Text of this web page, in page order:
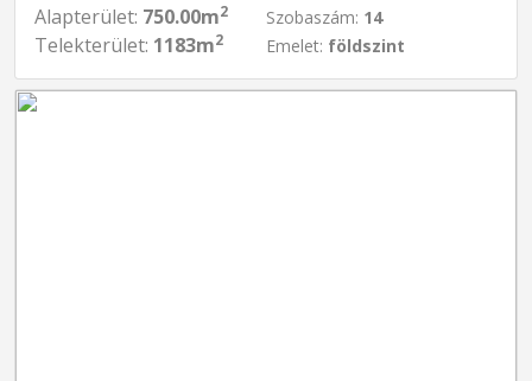
Alapterület: 750.00m2
Telekterület: 1183m2
Szobaszám: 14
Emelet: földszint